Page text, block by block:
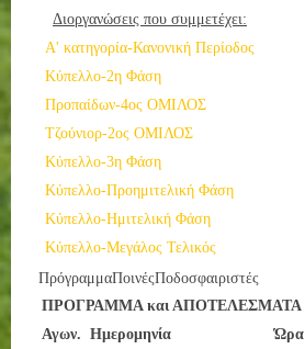
Διοργανώσεις που συμμετέχει:
Α' κατηγορία-Κανονική Περίοδος
Κύπελλο-2η Φάση
Προπαίδων-4ος ΟΜΙΛΟΣ
Τζούνιορ-2ος ΟΜΙΛΟΣ
Κύπελλο-3η Φάση
Κύπελλο-Προημιτελική Φάση
Κύπελλο-Ημιτελική Φάση
Κύπελλο-Μεγάλος Τελικός
ΠρόγραμμαΠοινέςΠοδοσφαιριστές
ΠΡΟΓΡΑΜΜΑ και ΑΠΟΤΕΛΕΣΜΑΤΑ
Αγων. Ημερομηνία Ώρα